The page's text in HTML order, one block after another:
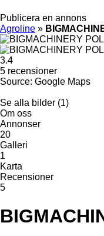
Publicera en annons
Agroline »
3.4
5 recensioner
Source: Google Maps
Se alla bilder (1)
Om oss
Annonser
20
Galleri
1
Karta
Recensioner
5